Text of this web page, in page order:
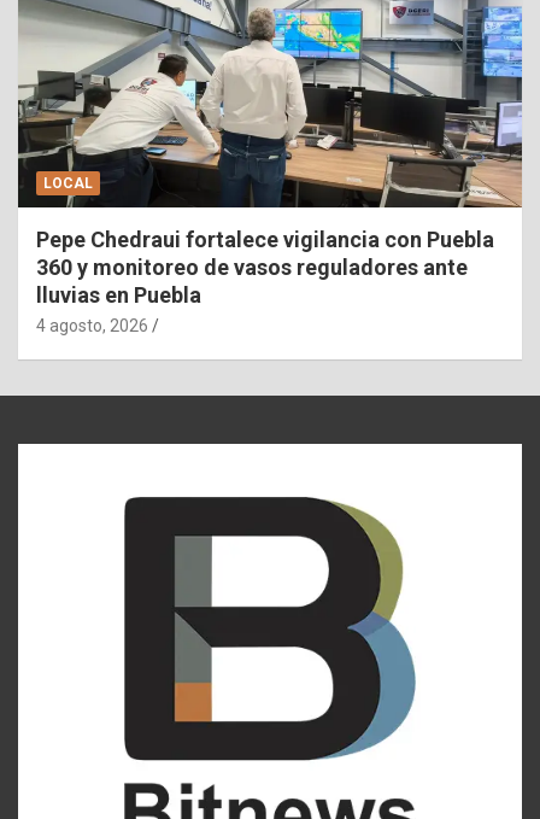
LOCAL
Pepe Chedraui fortalece vigilancia con Puebla
360 y monitoreo de vasos reguladores ante
lluvias en Puebla
4 agosto, 2026